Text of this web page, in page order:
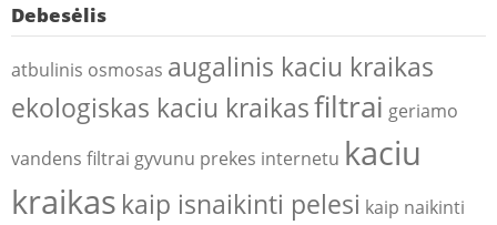
Debesėlis
atbulinis osmosas augalinis kaciu kraikas
ekologiskas kaciu kraikasfiltrai geriamo
vandens filtrai gyvunu prekes internetu kaciu
kraikas kaip isnaikinti pelesi kaip naikinti